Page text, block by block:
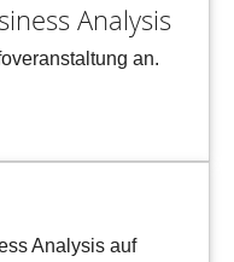
Analysis
an.
Analysis auf